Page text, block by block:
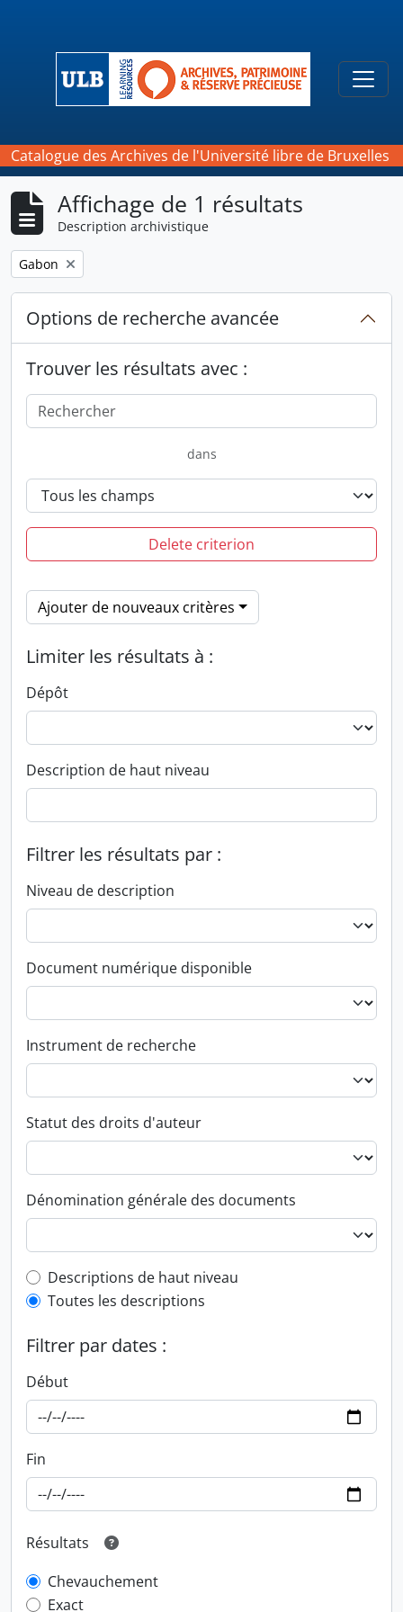
Catalogue des Archives de l'Université libre de Bruxelles
Affichage de 1 résultats
Description archivistique
Remove filter:
Gabon
Options de recherche avancée
Trouver les résultats avec :
dans
Delete criterion
Ajouter de nouveaux critères
Limiter les résultats à :
Dépôt
Description de haut niveau
Filtrer les résultats par :
Niveau de description
Document numérique disponible
Instrument de recherche
Statut des droits d'auteur
Dénomination générale des documents
Top-level description filter
Descriptions de haut niveau
Toutes les descriptions
Filtrer par dates :
Début
Fin
Résultats
Chevauchement
Exact